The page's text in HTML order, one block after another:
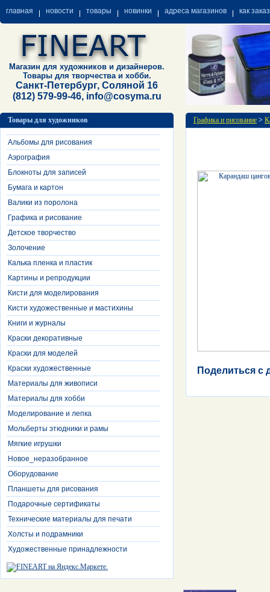
главная новости товары новинки адреса магазинов как
Магазин для художников и дизайнеров.
Товары для творчества и хобби.
Санкт-Петербург, Соляной 16
(812) 579-99-46, info@cosyma.ru
Товары для художников
Альбомы для рисования
Аэрография
Блокноты для записей
Бумага и картон
Валики из поролона
Графика и рисование
Детское творчество
Золочение
Калька пленка и пластик
Картины и репродукции
Кисти для моделирования
Кисти художественные и мастихины
Книги и журналы
Краски декоративные
Краски для моделей
Краски художественные
Материалы для живописи
Материалы для хобби
Моделирование и лепка
Мольберты этюдники и рамы
Мягкие игрушки
Новое_неразобранное
Оборудование
Планшеты для рисования
Подарочные сертификаты
Технические материалы для печати
Холсты и подрамники
Художественные принадлежности
Графика и рисование >
Поделиться с